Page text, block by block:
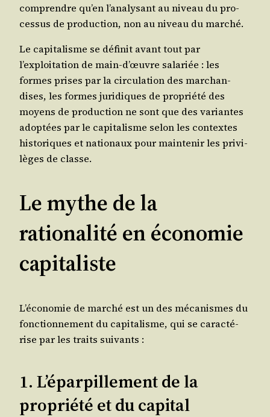
com­prendre qu’en l’analysant au niveau du pro­
ces­sus de pro­duc­tion, non au niveau du marché.
Le capi­ta­lisme se défi­nit avant tout par
l’exploitation de main‑d’œuvre sala­riée : les
formes prises par la cir­cu­la­tion des mar­chan­
dises, les formes juri­diques de pro­prié­té des
moyens de pro­duc­tion ne sont que des variantes
adop­tées par le capi­ta­lisme selon les contextes
his­to­riques et natio­naux pour main­te­nir les pri­vi­
lèges de classe.
Le mythe de la
rationalité en économie
capitaliste
L’économie de mar­ché est un des méca­nismes du
fonc­tion­ne­ment du capi­ta­lisme, qui se carac­té­
rise par les traits suivants :
1. L’éparpillement de la
propriété et du capital